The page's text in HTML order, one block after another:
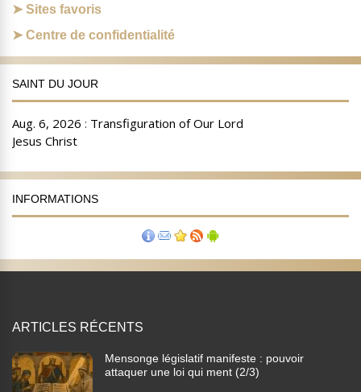
Sites favoris
Centre de confidentialité
SAINT DU JOUR
INFORMATIONS
ARTICLES RÉCENTS
Mensonge législatif manifeste : pouvoir
attaquer une loi qui ment (2/3)